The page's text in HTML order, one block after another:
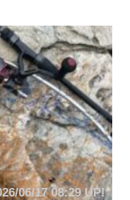
06/17 08:29 UP!